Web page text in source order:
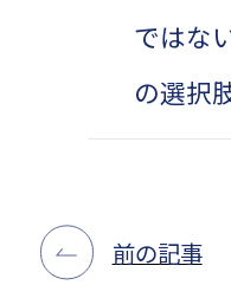
ではな
の選択
前の記事